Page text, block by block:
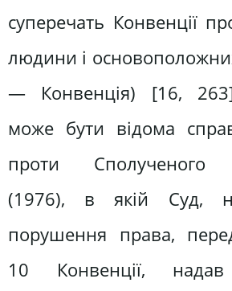
суперечать Конвенції
людини і
— Конвенція) [16,
може бути відома
проти Сполученого
(1976), в якій Суд,
порушення права,
10 Конвенції, надав